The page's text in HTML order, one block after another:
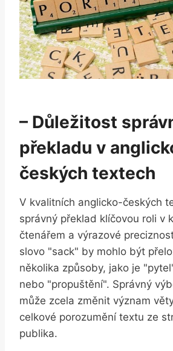
– Důležitost
překladu v
českých textech
V kvalitních anglicko-českých
správný překlad klíčovou roli v
čtenářem a výrazové
slovo "sack" by mohlo být
několika způsoby, jako je
nebo "propuštění". Správný
může zcela změnit význam
celkové porozumění textu ze
publika.